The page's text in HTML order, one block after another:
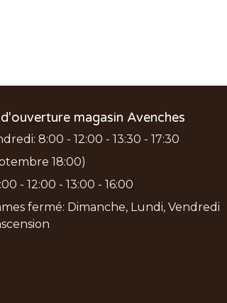
magasin Avenches
8:00 - 12:00 - 13:30 - 17:30
18:00)
- 12:00 - 13:00 - 16:00
fermé: Dimanche, Lundi, Vendredi